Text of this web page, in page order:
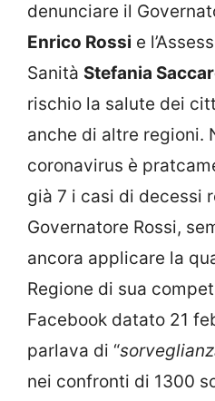
denunciare il
Enrico Rossi e
Sanità Stefania
rischio la salute dei
anche di altre regioni.
coronavirus è
già 7 i casi di decessi
Governatore Rossi,
ancora applicare la
Regione di sua
Facebook datato 21
parlava di “
nei confronti di 1300